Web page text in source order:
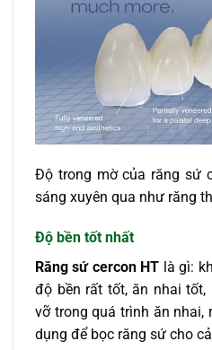
Độ trong mờ của răng sứ
sáng xuyên qua như răng
Độ bền tốt nhất
Răng sứ cercon HT là gì:
độ bền rất tốt, ăn nhai tốt,
vỡ trong quá trình ăn nhai,
dụng để bọc răng sứ cho